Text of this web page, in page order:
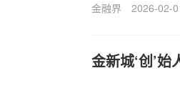
金融界 2026-02-
金新城‘创’